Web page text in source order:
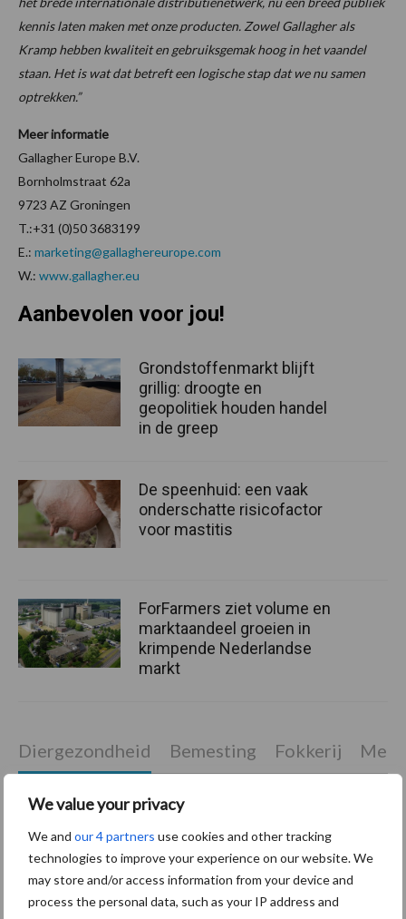
We value your privacy
We and our 4 partners use cookies and other tracking
technologies to improve your experience on our website. We
may store and/or access information from your device and
process the personal data, such as your IP address and
kennis laten maken met onze producten. Zowel Gallagher als
Kramp hebben kwaliteit en gebruiksgemak hoog in het vaandel
staan. Het is wat dat betreft een logische stap dat we nu samen
optrekken.”
Meer informatie
Gallagher Europe B.V.
Bornholmstraat 62a
9723 AZ Groningen
T.:+31 (0)50 3683199
E.: marketing@gallaghereurope.com
W.: www.gallagher.eu
Aanbevolen voor jou!
Grondstoffenmarkt blijft
grillig: droogte en
geopolitiek houden handel
in de greep
De speenhuid: een vaak
onderschatte risicofactor
voor mastitis
ForFarmers ziet volume en
marktaandeel groeien in
krimpende Nederlandse
markt
Diergezondheid Bemesting Fokkerij
Mastitis Hittestress